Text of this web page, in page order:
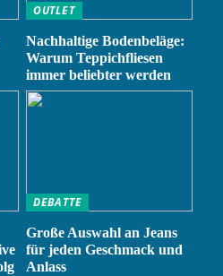
OUTLET
Nachhaltige Bodenbeläge:
Warum Teppichfliesen
immer beliebter werden
DEBATTE
Große Auswahl an Jeans
für jeden Geschmack und
Anlass